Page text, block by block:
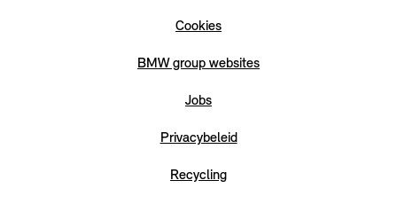
Cookies
BMW group websites
Jobs
Privacybeleid
Recycling